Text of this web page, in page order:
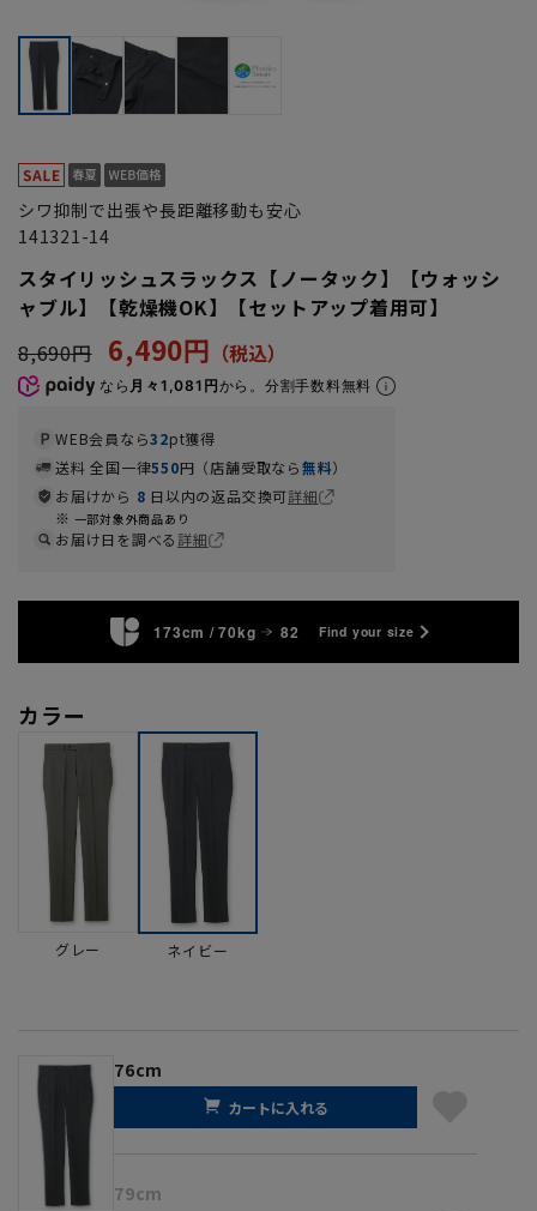
シワ抑制で出張や長距離移動も安心
141321-14
スタイリッシュスラックス【ノータック】【ウォッシ
ャブル】【乾燥機OK】【セットアップ着用可】
8,690円 6,490円
なら 月々1,081円から。分割手数料無料
WEB会員なら32pt獲得
送料 全国一律550円（店舗受取なら無料）
お届けから 8 日以内の返品交換可詳細
一部対象外商品あり
お届け日を調べる詳細
173cm / 70kg 82 Find your size
カラー
グレー ネイビー
76cm
カートに入れる
79cm